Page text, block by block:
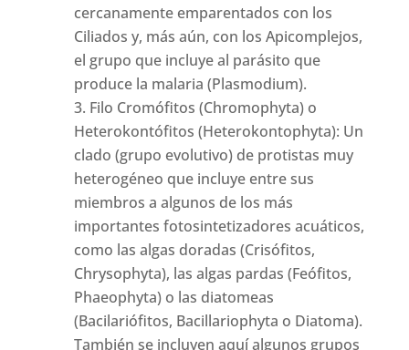
cercanamente emparentados con los
Ciliados y, más aún, con los Apicomplejos,
el grupo que incluye al parásito que
produce la malaria (Plasmodium).
Filo Cromófitos (Chromophyta) o
Heterokontófitos (Heterokontophyta): Un
clado (grupo evolutivo) de protistas muy
heterogéneo que incluye entre sus
miembros a algunos de los más
importantes fotosintetizadores acuáticos,
como las algas doradas (Crisófitos,
Chrysophyta), las algas pardas (Feófitos,
Phaeophyta) o las diatomeas
(Bacilariófitos, Bacillariophyta o Diatoma).
También se incluyen aquí algunos grupos